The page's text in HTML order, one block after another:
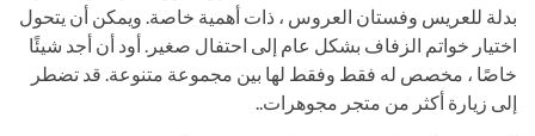
بدلة للعريس وفستان العروس ، ذات أهمية خاصة. ويمكن أن يتحول
اختيار خواتم الزفاف بشكل عام إلى احتفال صغير. أود أن أجد شيئًا
خاصًا ، مخصص له فقط وفقط لها بين مجموعة متنوعة. قد تضطر
إلى زيارة أكثر من متجر مجوهرات..